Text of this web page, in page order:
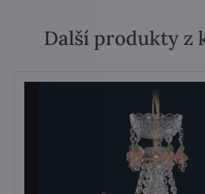
Další produkty z